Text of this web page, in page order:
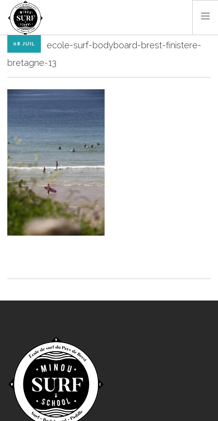
SURF & BODYBOARD
PADDLE
LOCATIONS
SHOP
CONTACT
RÉSA EN LIGNE
FR
08 JUIL
ecole-surf-bodyboard-brest-finistere-
bretagne-13